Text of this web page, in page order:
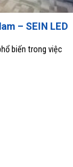
– SEIN LED
biến trong việc